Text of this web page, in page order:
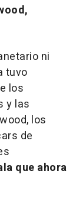
ni
tuvo
los
y las
los
de
que ahora